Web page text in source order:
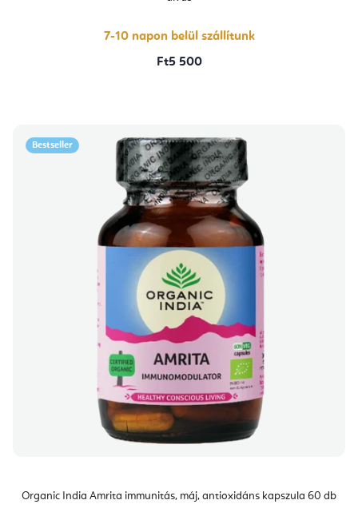
7-10 napon belül szállítunk
Ft5 500
Bestseller
Organic India Amrita immunitás, máj, antioxidáns kapszula 60 db